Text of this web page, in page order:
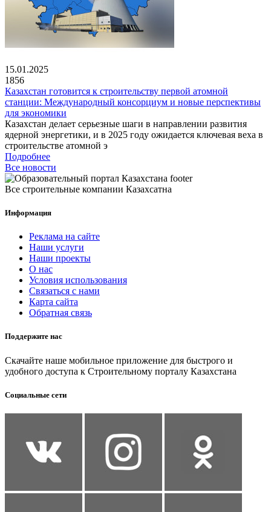
15.01.2025
1856
Казахстан готовится к строительству первой атомной
станции: Международный консорциум и новые перспективы
для экономики
Казахстан делает серьезные шаги в направлении развития
ядерной энергетики, и в 2025 году ожидается ключевая веха в
строительстве атомной э
Подробнее
Все новости
Все строительные компании Казахсатна
Информация
Реклама на сайте
Наши услуги
Наши проекты
О нас
Условия использования
Связаться с нами
Карта сайта
Обратная связь
Поддержите нас
Скачайте наше мобильное приложение для быстрого и
удобного доступа к Строительному порталу Казахстана
Социальные сети